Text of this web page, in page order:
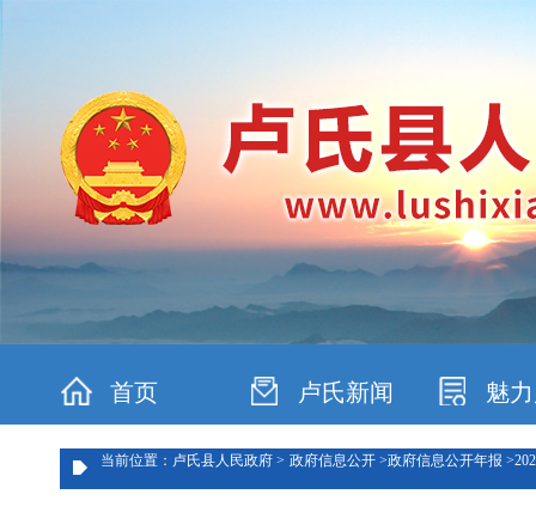
首页 卢氏新闻 魅
当前位置：卢氏县人民政府 > 政府信息公开 >政府信息公开年报 >